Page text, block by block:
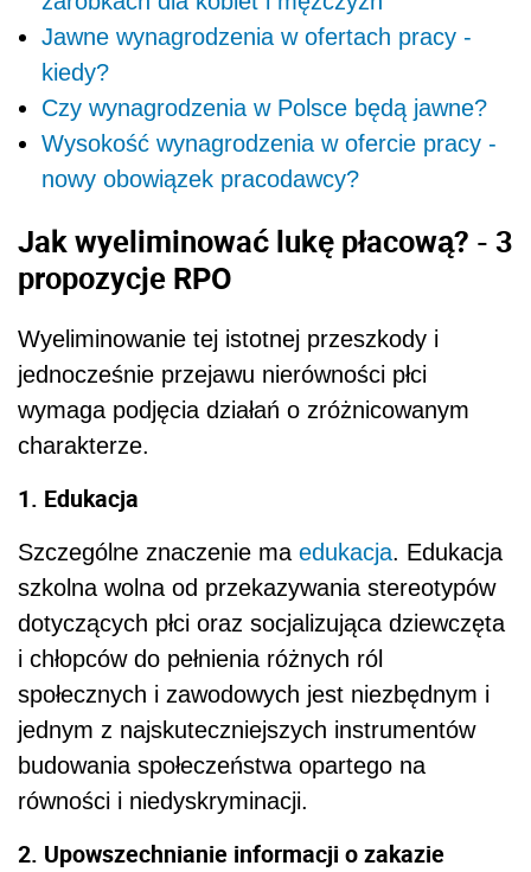
Jawne wynagrodzenia w ofertach pracy -
kiedy?
Czy wynagrodzenia w Polsce będą jawne?
Wysokość wynagrodzenia w ofercie pracy -
nowy obowiązek pracodawcy?
Jak wyeliminować lukę płacową? - 3
propozycje RPO
Wyeliminowanie tej istotnej przeszkody i
jednocześnie przejawu nierówności płci
wymaga podjęcia działań o zróżnicowanym
charakterze.
1. Edukacja
Szczególne znaczenie ma edukacja. Edukacja
szkolna wolna od przekazywania stereotypów
dotyczących płci oraz socjalizująca dziewczęta
i chłopców do pełnienia różnych ról
społecznych i zawodowych jest niezbędnym i
jednym z najskuteczniejszych instrumentów
budowania społeczeństwa opartego na
równości i niedyskryminacji.
2. Upowszechnianie informacji o zakazie